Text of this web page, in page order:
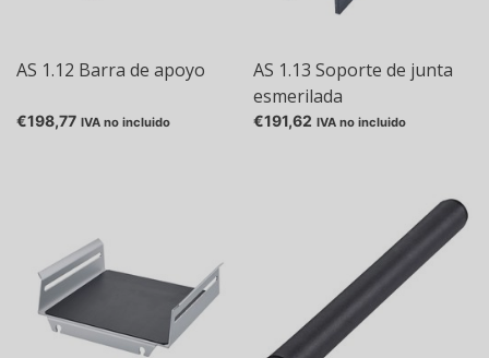
AS 1.12 Barra de apoyo
€198,77 IVA no incluido
AS 1.13 Soporte de junta
esmerilada
€191,62 IVA no incluido